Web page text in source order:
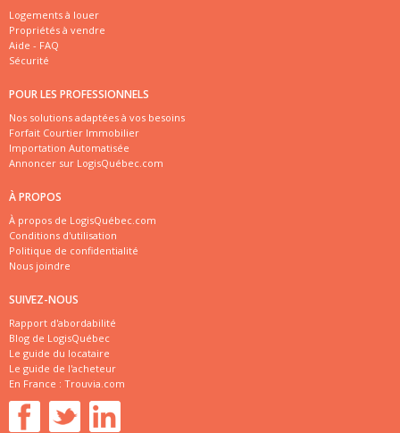
Logements à louer
Propriétés à vendre
Aide - FAQ
Sécurité
POUR LES PROFESSIONNELS
Nos solutions adaptées à vos besoins
Forfait Courtier Immobilier
Importation Automatisée
Annoncer sur LogisQuébec.com
À PROPOS
À propos de LogisQuébec.com
Conditions d'utilisation
Politique de confidentialité
Nous joindre
SUIVEZ-NOUS
Rapport d'abordabilité
Blog de LogisQuébec
Le guide du locataire
Le guide de l'acheteur
En France : Trouvia.com